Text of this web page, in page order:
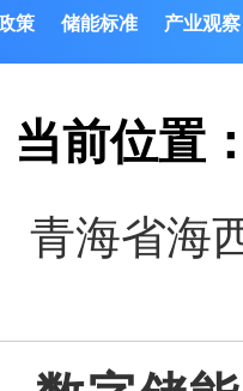
策 储能标准 产业观察
当前位置：
青海省海